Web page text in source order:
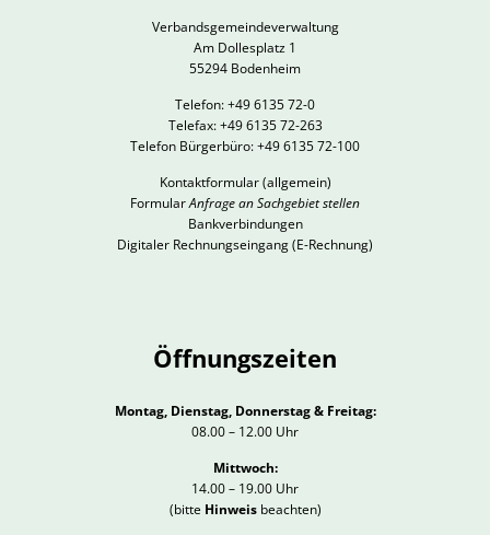
Verbandsgemeindeverwaltung
Am Dollesplatz 1
55294 Bodenheim
Telefon: +49 6135 72-0
Telefax: +49 6135 72-263
Telefon Bürgerbüro: +49 6135 72-100
Kontaktformular(allgemein)
FormularAnfrage an Sachgebiet stellen
Bankverbindungen
Digitaler Rechnungseingang (E-Rechnung)
Öffnungszeiten
Montag, Dienstag, Donnerstag & Freitag:
08.00 – 12.00 Uhr
Mittwoch:
14.00 – 19.00 Uhr
(bitte Hinweisbeachten)